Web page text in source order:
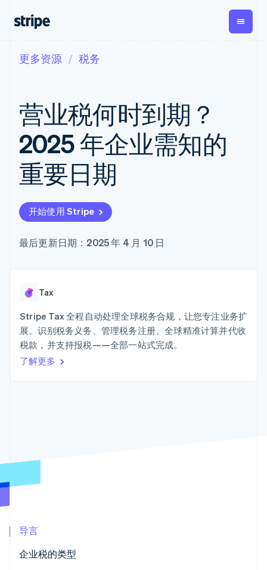
支付
在线支付
Managed
Payments
备案商家解决
方案
无代码支付
预构建支付界
面
Elements
灵活的 UI 组件
Payment
接入 125+ 种支
Terminal
Authorization
Boost
支付成功率优
化
Link
加速结账
经常性收入
Metronome
按用量计费
Subscriptions
订阅管理
Invoicing
一次性或定期
Tax
销售税和增值
Revenue
Recognition
Stripe Sigma
Global
Payouts
向第三
方打款
Crypto
Radar
Atlas
碳移除
按企业阶段
按应用场景
智能体商务
加密货币
电子商务
嵌入式金融
财务自动化
全球化企业
交易市场
按行业
AI 企业
酒店、旅游与休闲
文档
库与 SDK
Stripe Apps
指南
接受线上付款
实施预置结账流程
构建平台或交易市场
管理订阅
发行稳定币支持的支付卡
资源
应用集成
代码示例
学习
指南
支持
获取支持
托管支持方案
专业服务
公司
Stripe Press
联系销售
更多资源 税务
营业税何时到期？
2025 年企业需知的
重要日期
开始使用 Stripe
最后更新日期：2025 年 4 月 10 日
Tax
Stripe Tax 全程自动处理全球税务合规，让您专注业务扩
展。识别税务义务、管理税务注册、全球精准计算并代收
税款，并支持报税——全部一站式完成。
了解更多
导言
企业税的类型